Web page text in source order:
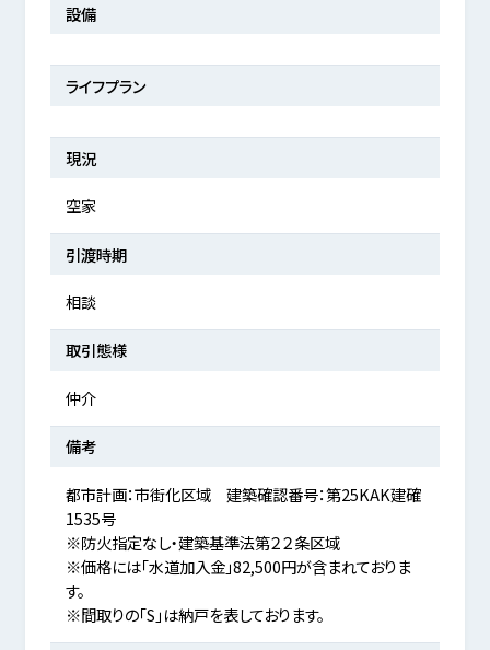
設備
ライフプラン
現況
空家
引渡時期
相談
取引態様
仲介
備考
都市計画：市街化区域 建築確認番号：第25KAK建確
1535号
※防火指定なし・建築基準法第２２条区域
※価格には「水道加入金」82,500円が含まれておりま
す。
※間取りの「S」は納戸を表しております。